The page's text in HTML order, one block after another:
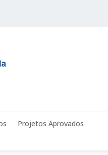
Projetos Aprovados